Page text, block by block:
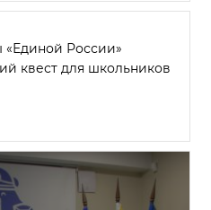
России»
квест для школьников